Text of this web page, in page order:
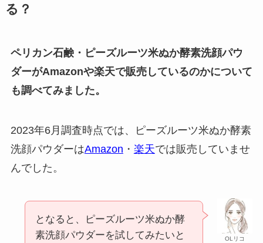
る？
ペリカン石鹸・ピーズルーツ米ぬか酵素洗顔パウ
ダーがAmazonや楽天で販売しているのかについて
も調べてみました。
2023年6月調査時点では、ピーズルーツ米ぬか酵素
洗顔パウダーはAmazon ・ 楽天では販売していませ
んでした。
OLリコ
となると、ピーズルーツ米ぬか酵
素洗顔パウダーを試してみたいと